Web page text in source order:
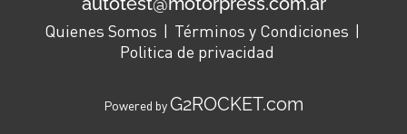
Quienes Somos
Términos y Condiciones
Politica de privacidad
Powered byG2ROCKET.com